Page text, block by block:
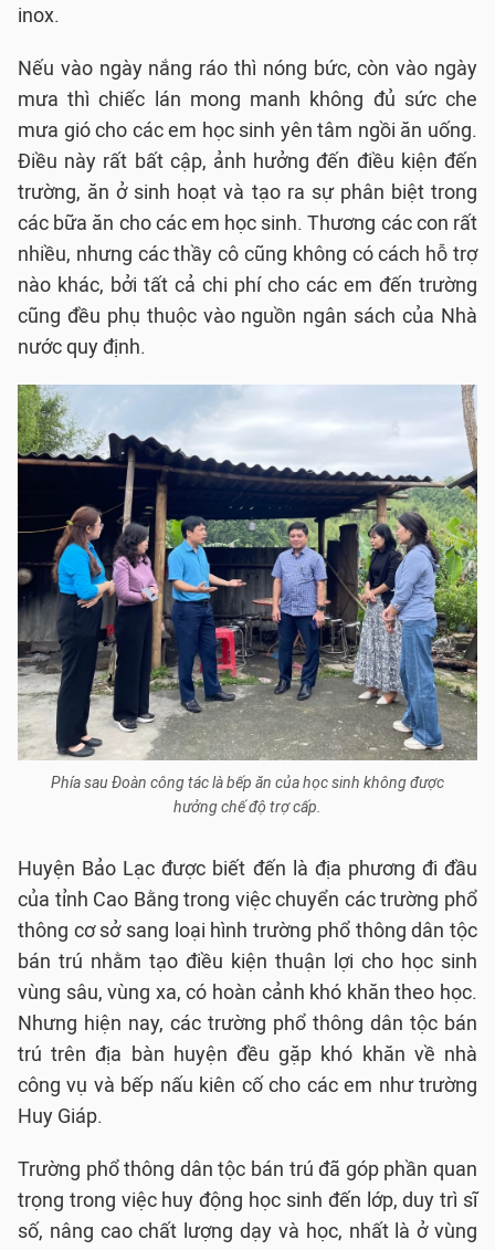
inox.
Nếu vào ngày nắng ráo thì nóng bức, còn vào ngày
mưa thì chiếc lán mong manh không đủ sức che
mưa gió cho các em học sinh yên tâm ngồi ăn uống.
Điều này rất bất cập, ảnh hưởng đến điều kiện đến
trường, ăn ở sinh hoạt và tạo ra sự phân biệt trong
các bữa ăn cho các em học sinh. Thương các con rất
nhiều, nhưng các thầy cô cũng không có cách hỗ trợ
nào khác, bởi tất cả chi phí cho các em đến trường
cũng đều phụ thuộc vào nguồn ngân sách của Nhà
nước quy định.
Phía sau Đoàn công tác là bếp ăn của học sinh không được
hưởng chế độ trợ cấp.
Huyện Bảo Lạc được biết đến là địa phương đi đầu
của tỉnh Cao Bằng trong việc chuyển các trường phổ
thông cơ sở sang loại hình trường phổ thông dân tộc
bán trú nhằm tạo điều kiện thuận lợi cho học sinh
vùng sâu, vùng xa, có hoàn cảnh khó khăn theo học.
Nhưng hiện nay, các trường phổ thông dân tộc bán
trú trên địa bàn huyện đều gặp khó khăn về nhà
công vụ và bếp nấu kiên cố cho các em như trường
Huy Giáp.
Trường phổ thông dân tộc bán trú đã góp phần quan
trọng trong việc huy động học sinh đến lớp, duy trì sĩ
số, nâng cao chất lượng dạy và học, nhất là ở vùng